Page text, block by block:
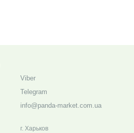
Viber
Telegram
info@panda-market.com.ua
г. Харьков